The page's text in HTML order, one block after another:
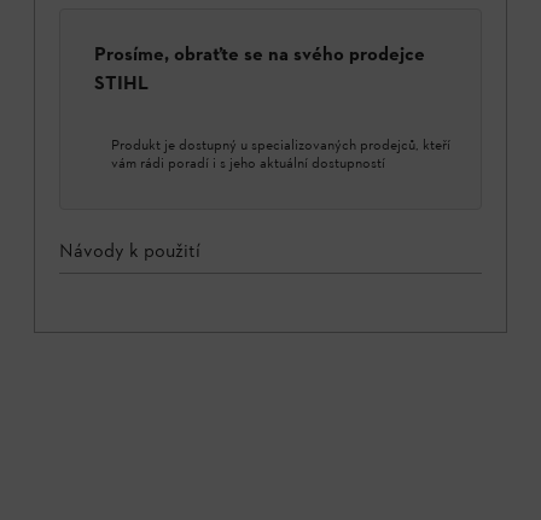
Prosíme, obraťte se na svého prodejce
STIHL
Produkt je dostupný u specializovaných prodejců, kteří
vám rádi poradí i s jeho aktuální dostupností
Návody k použití